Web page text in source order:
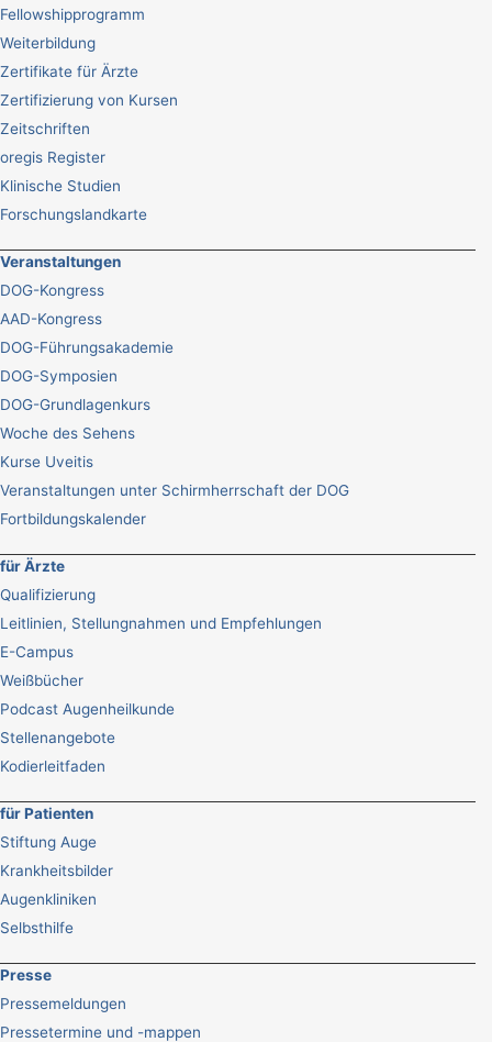
Fellowshipprogramm
Weiterbildung
Zertifikate für Ärzte
Zertifizierung von Kursen
Zeitschriften
oregis Register
Klinische Studien
Forschungslandkarte
Veranstaltungen
DOG-Kongress
AAD-Kongress
DOG-Führungsakademie
DOG-Symposien
DOG-Grundlagenkurs
Woche des Sehens
Kurse Uveitis
Veranstaltungen unter Schirmherrschaft der DOG
Fortbildungskalender
für Ärzte
Qualifizierung
Leitlinien, Stellungnahmen und Empfehlungen
E-Campus
Weißbücher
Podcast Augenheilkunde
Stellenangebote
Kodierleitfaden
für Patienten
Stiftung Auge
Krankheitsbilder
Augenkliniken
Selbsthilfe
Presse
Pressemeldungen
Pressetermine und -mappen